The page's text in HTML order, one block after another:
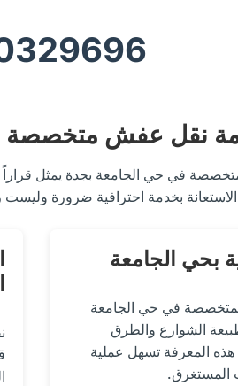
نقل عفش
في حي الجامعة بجدة يمثل قراراً
بخدمة احترافية ضرورة وليست
بحي الجامعة
في حي الجامعة
الشوارع والطرق
هذه المعرفة تسهل عملية
المستغرق.